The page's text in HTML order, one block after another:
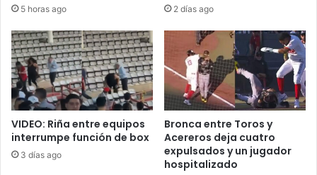
5 horas ago 2 días ago
VIDEO: Riña entre equipos
interrumpe función de box
3 días ago
Bronca entre Toros y
Acereros deja cuatro
expulsados y un jugador
hospitalizado